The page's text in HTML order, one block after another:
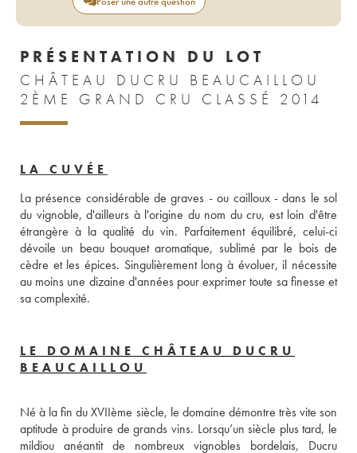
PRÉSENTATION DU LOT
CHÂTEAU DUCRU BEAUCAILLOU
2ÈME GRAND CRU CLASSÉ 2014
LA CUVÉE
La présence considérable de graves - ou cailloux - dans le sol
du vignoble, d'ailleurs à l'origine du nom du cru, est loin d'être
étrangère à la qualité du vin. Parfaitement équilibré, celui-ci
dévoile un beau bouquet aromatique, sublimé par le bois de
cèdre et les épices. Singulièrement long à évoluer, il nécessite
au moins une dizaine d'années pour exprimer toute sa finesse et
sa complexité.
LE DOMAINE CHÂTEAU DUCRU
BEAUCAILLOU
Né à la fin du XVIIème siècle, le domaine démontre très vite son
aptitude à produire de grands vins. Lorsqu’un siècle plus tard, le
mildiou anéantit de nombreux vignobles bordelais, Ducru